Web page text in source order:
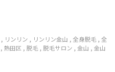
, リンリン , リンリン金山 ,全身脱毛 ,全
, 熱田区 ,脱毛 ,脱毛サロン ,金山 ,金山